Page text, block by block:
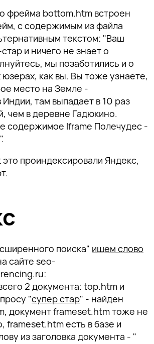
фрейма bottom.htm встроен
с содержимым из файла
текстом: "Ваш
и ничего не знает о
мы позаботились и о
юзерах, как вы. Вы тоже узнаете,
место на Земле -
там выпадает в 10 раз
чем в деревне Гадюкино.
содержимое Iframe Полечудес -
проиндексировали Яндекс,
поиска" ищем слово
сайте seo-
2 документа: top.htm и
"супер стар" - найден
документ frameset.htm тоже не
frameset.htm есть в базе и
из заголовка документа - "